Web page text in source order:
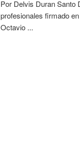
Por Delvis Duran Santo
profesionales firmado
Octavio ...